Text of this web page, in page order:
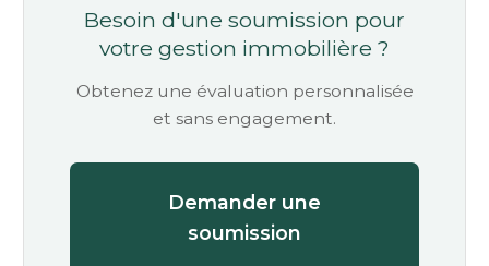
Besoin d'une soumission pour
votre gestion immobilière ?
Obtenez une évaluation personnalisée
et sans engagement.
Demander une
soumission